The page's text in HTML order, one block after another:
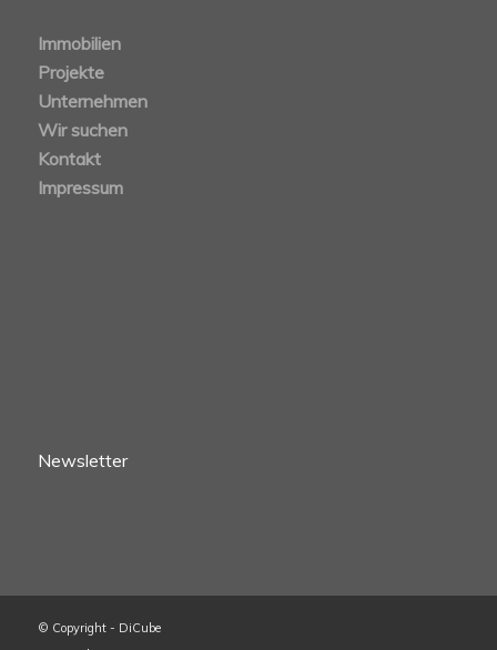
Immobilien
Projekte
Unternehmen
Wir suchen
Kontakt
Impressum
Newsletter
© Copyright - DiCube